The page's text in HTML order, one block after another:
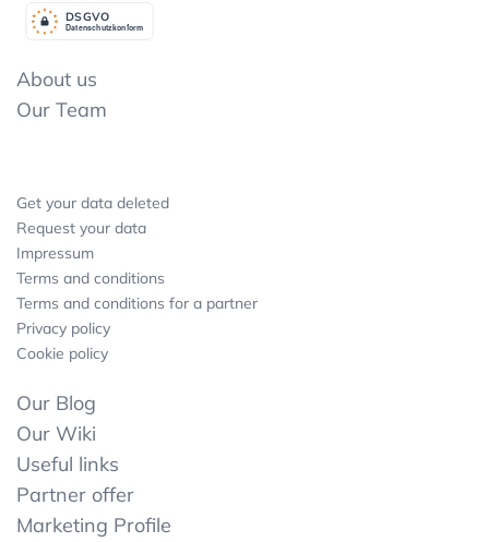
Datenschutzkonform
DSGVO
About us
Our Team
Get your data deleted
Request your data
Impressum
Terms and conditions
Terms and conditions for a partner
Privacy policy
Cookie policy
Our Blog
Our Wiki
Useful links
Partner offer
Marketing Profile